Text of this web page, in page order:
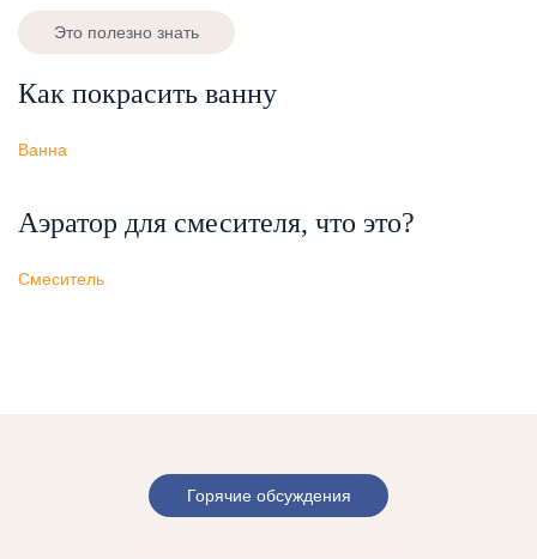
Это полезно знать
Как покрасить ванну
Ванна
Аэратор для смесителя, что это?
Смеситель
Горячие обсуждения